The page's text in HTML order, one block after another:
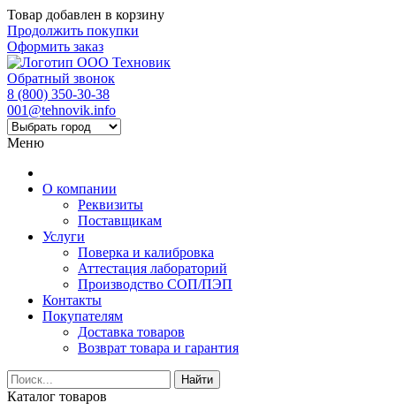
Товар добавлен в корзину
Продолжить покупки
Оформить заказ
Обратный звонок
8 (800) 350-30-38
001@tehnovik.info
Меню
О компании
Реквизиты
Поставщикам
Услуги
Поверка и калибровка
Аттестация лабораторий
Производство СОП/ПЭП
Контакты
Покупателям
Доставка товаров
Возврат товара и гарантия
Найти
Каталог товаров